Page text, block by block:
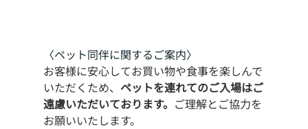
〈ペット同伴に関するご案内〉
お客様に安心してお買い物や食事を楽しんで
いただくため、 ペットを連れてのご入場はご
遠慮いただいております。 ご理解とご協力を
お願いいたします。